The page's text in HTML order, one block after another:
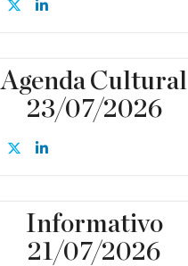
Agenda Cultural
23/07/2026
Informativo
21/07/2026